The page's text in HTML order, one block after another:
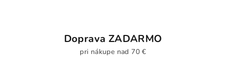
Doprava ZADARMO
pri nákupe nad 70 €